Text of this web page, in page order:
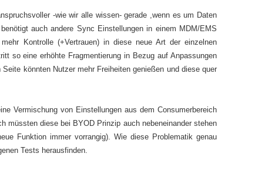
-wie wir alle wissen- gerade ,wenn es um Daten
auch andere Sync Einstellungen in einem MDM/EMS
Kontrolle (+Vertrauen) in diese neue Art der einzelnen
so eine erhöhte Fragmentierung in Bezug auf Anpassungen
könnten Nutzer mehr Freiheiten genießen und diese quer
Vermischung von Einstellungen aus dem Consumerbereich
müssten diese bei BYOD Prinzip auch nebeneinander stehen
Funktion immer vorrangig). Wie diese Problematik genau
Tests herausfinden.